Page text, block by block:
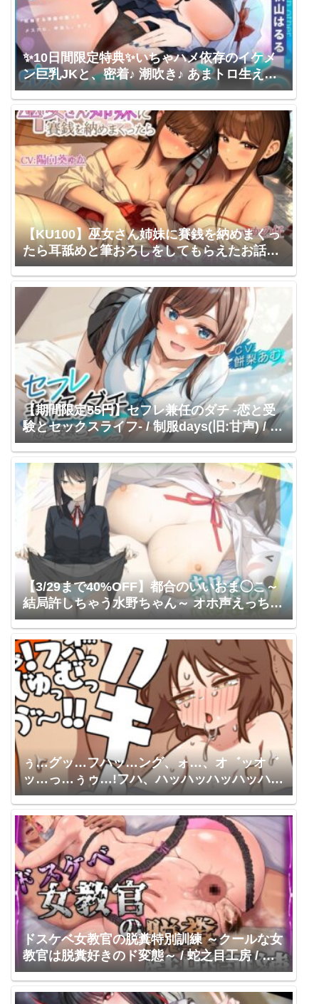
✨10日間限定特典✨いちゃハメ依存のイケメ
ン巨乳JKと、密着♪ 潮吹き♪ あまトロ生えっ
ち♪ 「だって…初めてのお泊まりデートだ
ぞ」【甘オホ】 劇團近未来 / 秋山はるる
【KU100】巫女さん姉妹に賽銭を納めまくっ
たら耳舐めと筆おろしをしてもらえたお話♪ /
ダチュラスクリプト / 陽向葵ゅか かの仔
【期間限定55円】セフレ兼任のダチ -恋と受
験とセックスライフ-/ 制服days(旧:甘声) / 餅
梨あむ
【3/29まで40%OFF】都合のいいおま◯こ～
結局許しちゃう水野ちゃん～ オホ声えっちで
ムッツリバレて完堕ち宣言しちゃいました
向葵ゅか
ぅ…グッ…フハッ…ング、ォ…、オ゛ッオ゛
ッ…っ…ぅゥ…!フハ、ハッハッハッハッハッ
ハッ…ぁっぁっぁっ…、んじゅっ、む゛っ、
む゛っ、むぅ゛ぅ゛ぅ゛〜!!!ガキ♪ / ❤️おほお
ほ庵❤️ / 亜久城皐月
ドスケベ女教官の脱糞特別訓練 ～クールな女
教官は脱糞好きのド変態～ / 蛇之目工房 / 御
子柴泉